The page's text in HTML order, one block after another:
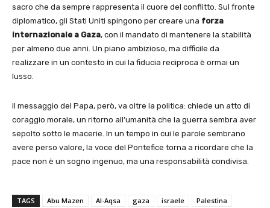
sacro che da sempre rappresenta il cuore del conflitto. Sul fronte
diplomatico, gli Stati Uniti spingono per creare una forza
internazionale a Gaza, con il mandato di mantenere la stabilità
per almeno due anni. Un piano ambizioso, ma difficile da
realizzare in un contesto in cui la fiducia reciproca è ormai un
lusso.
Il messaggio del Papa, però, va oltre la politica: chiede un atto di
coraggio morale, un ritorno all’umanità che la guerra sembra aver
sepolto sotto le macerie. In un tempo in cui le parole sembrano
avere perso valore, la voce del Pontefice torna a ricordare che la
pace non è un sogno ingenuo, ma una responsabilità condivisa.
TAGS Abu Mazen Al-Aqsa gaza israele
Palestina